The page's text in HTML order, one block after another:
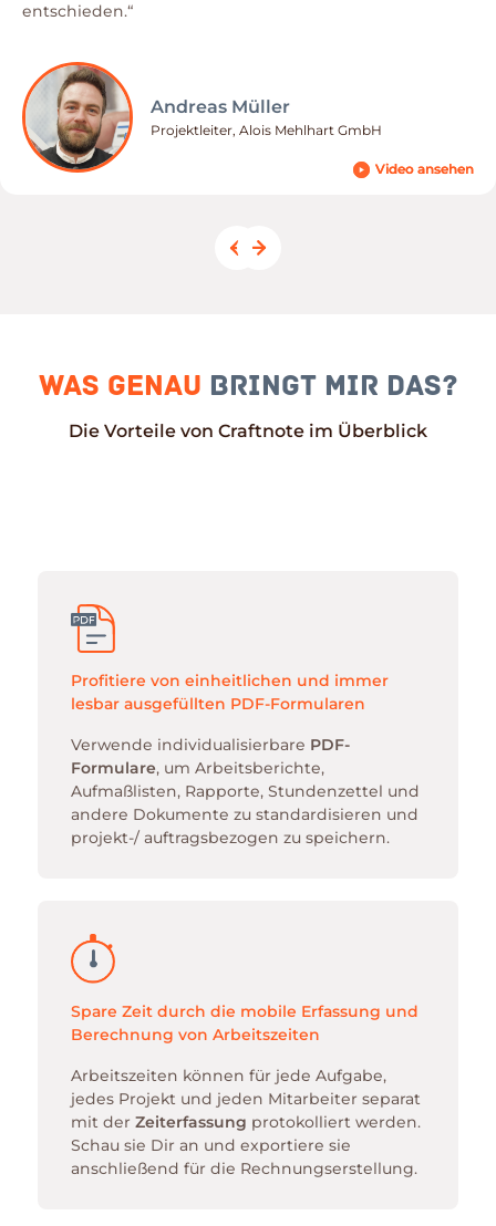
entschieden.“
Andreas Müller
Projektleiter, Alois Mehlhart GmbH
Video ansehen
Video ansehen
Was genau bringt mir das?
Die Vorteile von Craftnote im Überblick
Profitiere von einheitlichen und immer
lesbar ausgefüllten PDF-Formularen
Verwende individualisierbare PDF-
Formulare, um Arbeitsberichte,
Aufmaßlisten, Rapporte, Stundenzettel und
andere Dokumente zu standardisieren und
projekt-/ auftragsbezogen zu speichern.
Spare Zeit durch die mobile Erfassung und
Berechnung von Arbeitszeiten
Arbeitszeiten können für jede Aufgabe,
jedes Projekt und jeden Mitarbeiter separat
mit der Zeiterfassung protokolliert werden.
Schau sie Dir an und exportiere sie
anschließend für die Rechnungserstellung.